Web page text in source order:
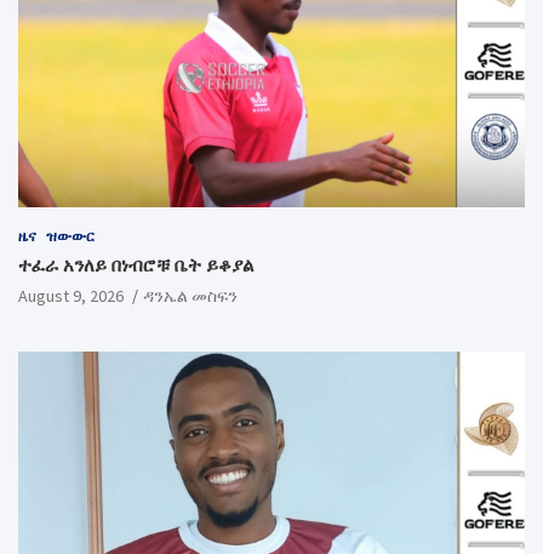
ዜና ዝውውር
ተፈራ አንለይ በነብሮቹ ቤት ይቆያል
August 9, 2026 ዳንኤል መስፍን